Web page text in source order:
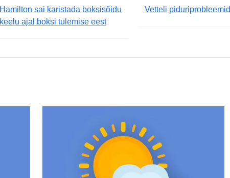
Hamilton sai karistada boksisõidu
keelu ajal boksi tulemise eest
Vetteli piduriprobleemid